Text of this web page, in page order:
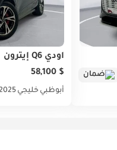
ضمان
أودي Q6 إيترون
$ 58,100
أبوظبي خليجي